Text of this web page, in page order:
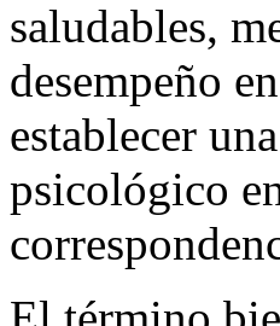
de bienestar,
saludables,
desempeño
establecer
psicológico